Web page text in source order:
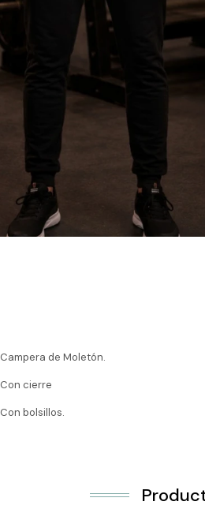
Campera de Moletón.
Con cierre
Con bolsillos.